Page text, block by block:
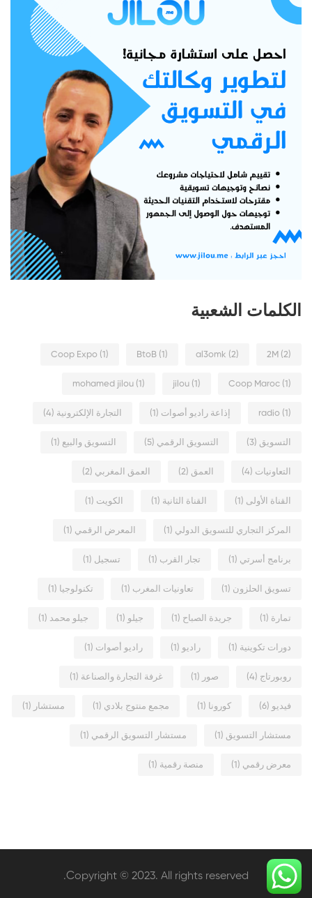
الكلمات الشعبية
2M (2)
al3omk (2)
BtoB (1)
Coop Expo (1)
Coop Maroc (1)
jilou (1)
mohamed jilou (1)
radio (1) إذاعة راديو أصوات (1) التجارة الإلكترونية (4)
التسويق (3) التسويق الرقمي (5) التسويق والبيع (1)
التعاونيات (4) العمق (2) العمق المغربي (2)
القناة الأولى (1) القناة الثانية (1) الكويت (1)
المركز التجاري للتسويق الدولي (1) المعرض الرقمي (1)
برنامج أسرتي (1) تجار القرب (1) تسجيل (1)
تسويق الحلزون (1) تعاونيات المغرب (1) تكنولوجيا (1)
تمارة (1) جريدة الصباح (1) جيلو (1) جيلو محمد (1)
دورات تكوينية (1) راديو (1) راديو أصوات (1)
روبورتاج (4) صور (1) غرفة التجارة والصناعة (1)
فيديو (6) كورونا (1) مجمع منتوج بلادي (1) مستشار (1)
مستشار التسويق (1) مستشار التسويق الرقمي (1)
معرض رقمي (1) منصة رقمية (1)
Copyright © 2023. All rights reserved.